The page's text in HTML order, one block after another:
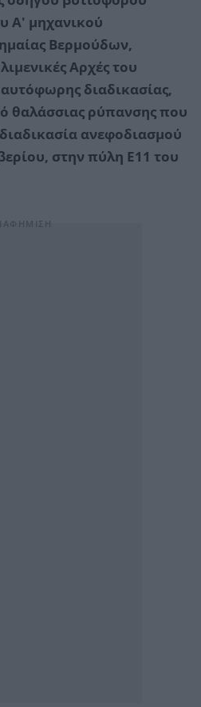
Α' μηχανικού
Βερμούδων,
Αρχές του
διαδικασίας,
θαλάσσιας ρύπανσης που
ανεφοδιασμού
στην πύλη Ε11 του